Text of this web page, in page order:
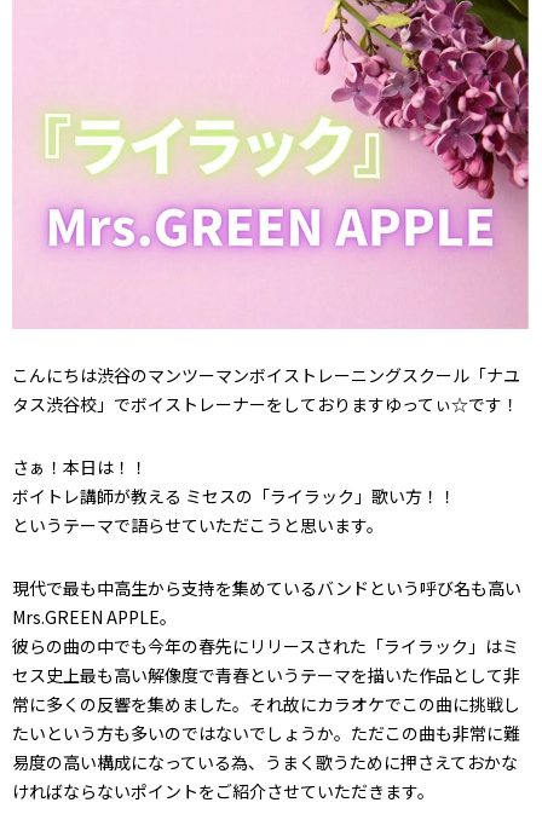
こんにちは渋谷のマンツーマンボイストレーニングスクール「ナユ
タス渋谷校」でボイストレーナーをしておりますゆってぃ☆です！
さぁ！本日は！！
ボイトレ講師が教える ミセスの「ライラック」歌い方！！
というテーマで語らせていただこうと思います。
現代で最も中高生から支持を集めているバンドという呼び名も高い
Mrs.GREEN APPLE。
彼らの曲の中でも今年の春先にリリースされた「ライラック」はミ
セス史上最も高い解像度で青春というテーマを描いた作品として非
常に多くの反響を集めました。それ故にカラオケでこの曲に挑戦し
たいという方も多いのではないでしょうか。ただこの曲も非常に難
易度の高い構成になっている為、うまく歌うために押さえておかな
ければならないポイントをご紹介させていただきます。